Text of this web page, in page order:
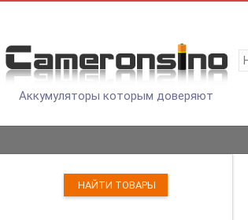
Аккумуляторы которым доверяют
НАЙТИ ТОВАРЫ